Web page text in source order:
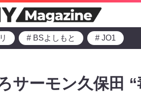
# BSよしもと # JO1
サーモン久保田